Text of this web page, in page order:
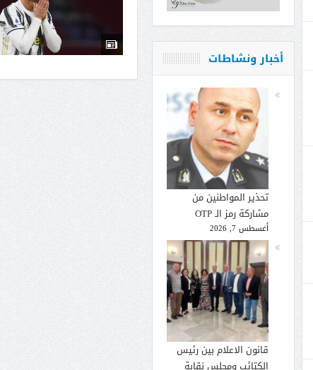
أخبار ونشاطات
تحذير المواطنين من
مشاركة رمز الـ OTP
أغسطس 7, 2026
قانون الاعلام بين رئيس
الكتائب ومجلس نقابة